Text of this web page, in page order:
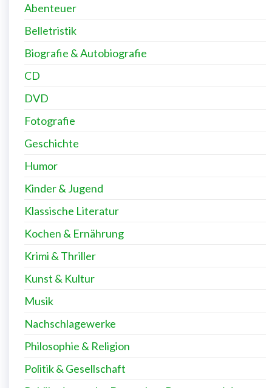
26 Sep.. 26
07929 Saalburg-Ebersdorf
PRODUKT-KATEGORIEN
Abenteuer
Belletristik
Biografie & Autobiografie
CD
DVD
Fotografie
Geschichte
Humor
Kinder & Jugend
Klassische Literatur
Kochen & Ernährung
Krimi & Thriller
Kunst & Kultur
Musik